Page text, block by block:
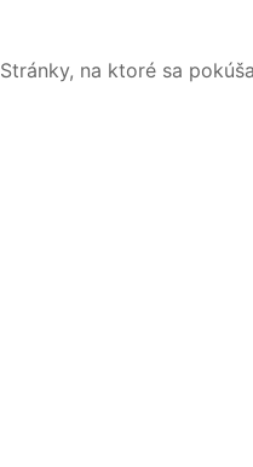
Stránky, na ktoré sa